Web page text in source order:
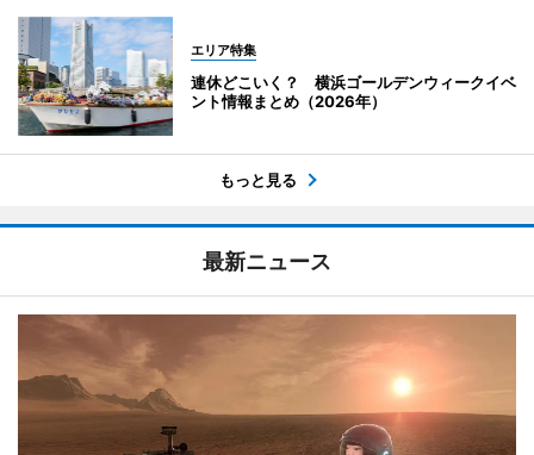
エリア特集
連休どこいく？ 横浜ゴールデンウィークイベ
ント情報まとめ（2026年）
もっと見る
最新ニュース